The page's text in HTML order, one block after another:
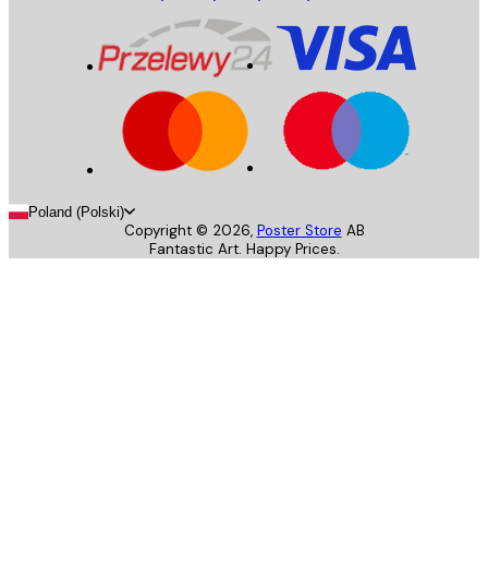
Poland (Polski)
Copyright © 2026, Poster Store AB
Fantastic Art. Happy Prices.